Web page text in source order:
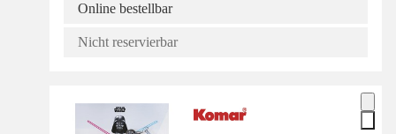
Online bestellbar
Nicht reservierbar